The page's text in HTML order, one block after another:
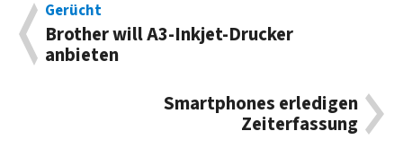
Gerücht
Brother will A3-Inkjet-Drucker
anbieten
Smartphones erledigen
Zeiterfassung